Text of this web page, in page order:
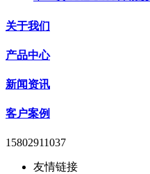
关于我们
产品中心
新闻资讯
客户案例
15802911037
友情链接